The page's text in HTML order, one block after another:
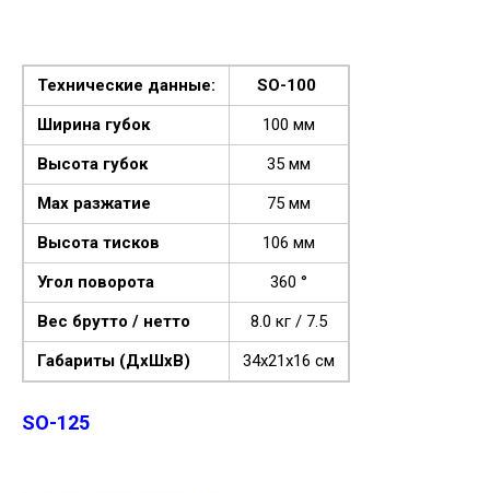
Технические данные:
SO-100
Ширина губок
100 мм
Высота губок
35 мм
Max разжатие
75 мм
Высота тисков
106 мм
Угол поворота
360 °
Вес брутто / нетто
8.0 кг / 7.5
Габариты (ДхШхВ)
34х21х16 см
SO-125